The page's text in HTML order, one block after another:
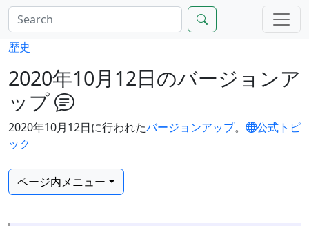
歴史
2020年10月12日のバージョンア
ップ
2020年10月12日に行われたバージョンアップ。
公式トピ
ック
ページ内メニュー